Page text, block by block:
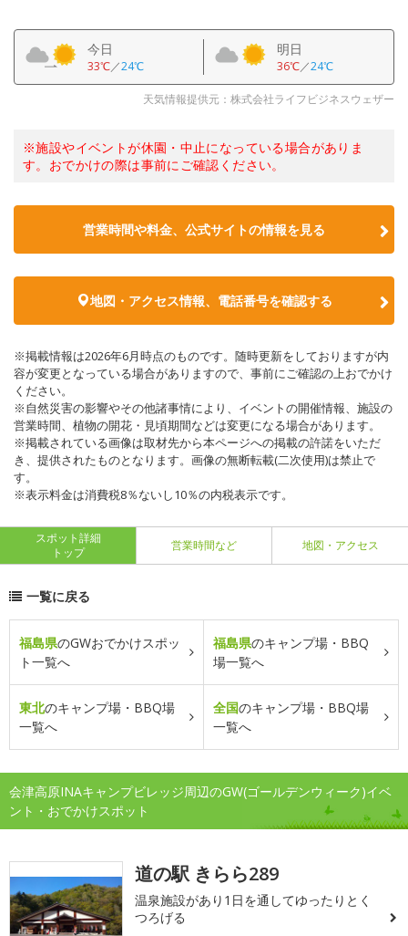
今日
33℃／24℃
明日
36℃／24℃
天気情報提供元：株式会社ライフビジネスウェザー
※施設やイベントが休園・中止になっている場合がありま
す。おでかけの際は事前にご確認ください。
営業時間や料金、公式サイトの情報を見る
地図・アクセス情報、電話番号を確認する
※掲載情報は2026年6月時点のものです。随時更新をしておりますが内
容が変更となっている場合がありますので、事前にご確認の上おでかけ
ください。
※自然災害の影響やその他諸事情により、イベントの開催情報、施設の
営業時間、植物の開花・見頃期間などは変更になる場合があります。
※掲載されている画像は取材先から本ページへの掲載の許諾をいただ
き、提供されたものとなります。画像の無断転載(二次使用)は禁止で
す。
※表示料金は消費税8％ないし10％の内税表示です。
スポット詳細
トップ
営業時間など 地図・アクセス
一覧に戻る
福島県のGWおでかけスポッ
ト一覧へ
福島県のキャンプ場・BBQ
場一覧へ
東北のキャンプ場・BBQ場
一覧へ
全国のキャンプ場・BBQ場
一覧へ
会津高原INAキャンプビレッジ周辺のGW(ゴールデンウィーク)イベ
ント・おでかけスポット
道の駅 きらら289
温泉施設があり1日を通してゆったりとく
つろげる